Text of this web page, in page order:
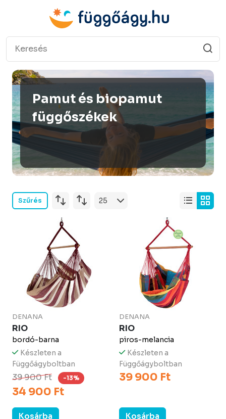
Pamut és biopamut
függőszékek
Szűrés
DENANA
RIO
bordó-barna
Készleten a
Függőágyboltban
39 900 Ft -13%
34 900 Ft
Kosárba
DENANA
RIO
piros-melancia
Készleten a
Függőágyboltban
39 900 Ft
Kosárba